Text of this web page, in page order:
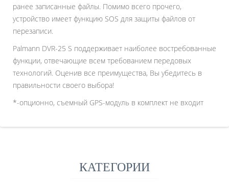
ранее записанные файлы. Помимо всего прочего,
устройство имеет функцию SOS для защиты файлов от
перезаписи.
Palmann DVR-25 S поддерживает наиболее востребованные
функции, отвечающие всем требованием передовых
технологий. Оценив все преимущества, Вы убедитесь в
правильности своего выбора!
*-опционно, съемный GPS-модуль в комплект не входит
КАТЕГОРИИ